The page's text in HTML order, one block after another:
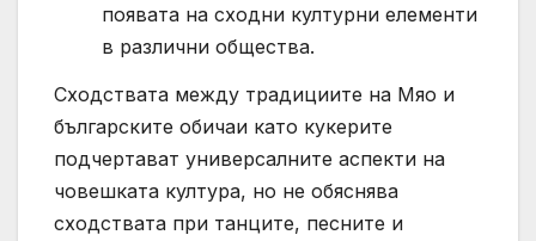
появата на сходни културни елементи
в различни общества.
Сходствата между традициите на Мяо и
българските обичаи като кукерите
подчертават универсалните аспекти на
човешката култура, но не обяснява
сходствата при танците, песните и